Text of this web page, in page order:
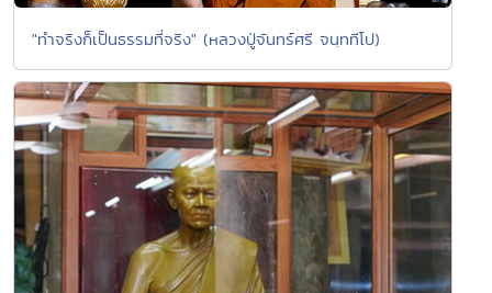
"ทำจริงก็เป็นธรรมที่จริง" (หลวงปู่จันทร์ศรี จนฺททีโป)